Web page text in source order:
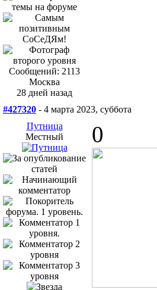
Сообщений: 2113
Москва
28 дней назад
#427320 - 4 марта 2023, суббота
Путница
Местный
0